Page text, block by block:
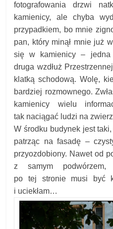
fotografowania drzwi
kamienicy, ale chyba
przypadkiem, bo mnie
pan, który minął mnie już
się w kamienicy – jedna
druga wzdłuż
klatką schodową. Wolę,
bardziej rozmownego.
kamienicy wielu
tak naciągać ludzi na
W środku budynek jest
patrząc na fasadę –
przyozdobiony. Nawet od
z samym
po tej stronie musi być
i uciekłam…